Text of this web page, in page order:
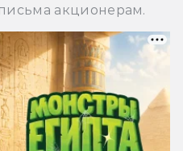
акционерам.